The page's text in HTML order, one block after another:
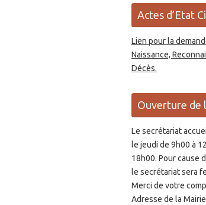
Actes d’Etat
Lien pour la
Naissance,
Décès.
Ouverture de
Le secrétariat
le jeudi de 9h00 à
18h00. Pour cause
le secrétariat sera
Merci de votre
Adresse de la